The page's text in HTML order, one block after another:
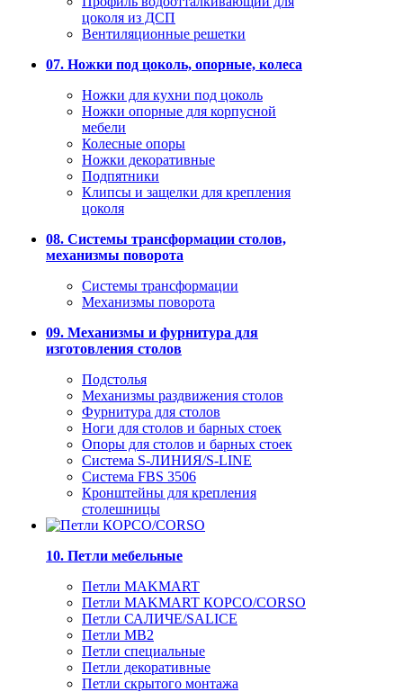
цоколя из ДСП
Вентиляционные решетки
07. Ножки под цоколь, опорные, колеса
Ножки для кухни под цоколь
Ножки опорные для корпусной
мебели
Колесные опоры
Ножки декоративные
Подпятники
Клипсы и защелки для крепления
цоколя
08. Системы трансформации столов,
механизмы поворота
Системы трансформации
Механизмы поворота
09. Механизмы и фурнитура для
изготовления столов
Подстолья
Механизмы раздвижения столов
Фурнитура для столов
Ноги для столов и барных стоек
Опоры для столов и барных стоек
Система S-ЛИНИЯ/S-LINE
Система FBS 3506
Кронштейны для крепления
столешницы
10. Петли мебельные
Петли MAKMART
Петли MAKMART КОРСО/CORSO
Петли САЛИЧЕ/SALICE
Петли MB2
Петли специальные
Петли декоративные
Петли скрытого монтажа